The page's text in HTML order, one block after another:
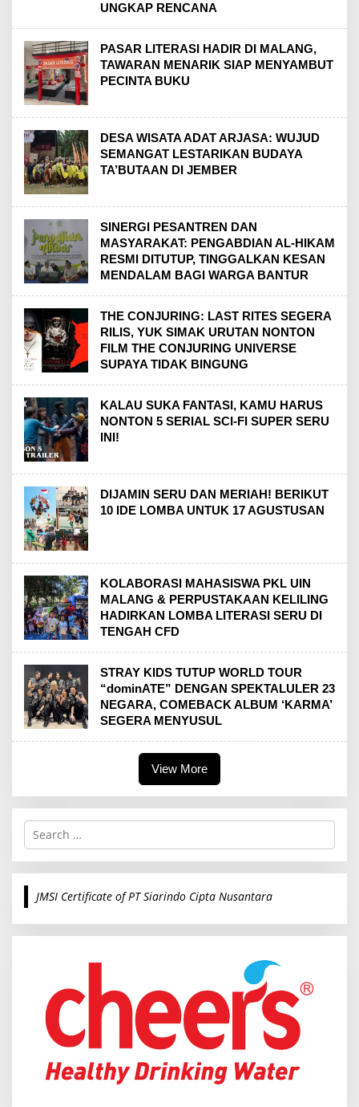
UNGKAP RENCANA
PASAR LITERASI HADIR DI MALANG,
TAWARAN MENARIK SIAP MENYAMBUT
PECINTA BUKU
DESA WISATA ADAT ARJASA: WUJUD
SEMANGAT LESTARIKAN BUDAYA
TA’BUTAAN DI JEMBER
SINERGI PESANTREN DAN
MASYARAKAT: PENGABDIAN AL-HIKAM
RESMI DITUTUP, TINGGALKAN KESAN
MENDALAM BAGI WARGA BANTUR
THE CONJURING: LAST RITES SEGERA
RILIS, YUK SIMAK URUTAN NONTON
FILM THE CONJURING UNIVERSE
SUPAYA TIDAK BINGUNG
KALAU SUKA FANTASI, KAMU HARUS
NONTON 5 SERIAL SCI-FI SUPER SERU
INI!
DIJAMIN SERU DAN MERIAH! BERIKUT
10 IDE LOMBA UNTUK 17 AGUSTUSAN
KOLABORASI MAHASISWA PKL UIN
MALANG & PERPUSTAKAAN KELILING
HADIRKAN LOMBA LITERASI SERU DI
TENGAH CFD
STRAY KIDS TUTUP WORLD TOUR
“dominATE” DENGAN SPEKTALULER 23
NEGARA, COMEBACK ALBUM ‘KARMA’
SEGERA MENYUSUL
View More
S
r
c
o
JMSI Certificate of PT Siarindo Cipta Nusantara